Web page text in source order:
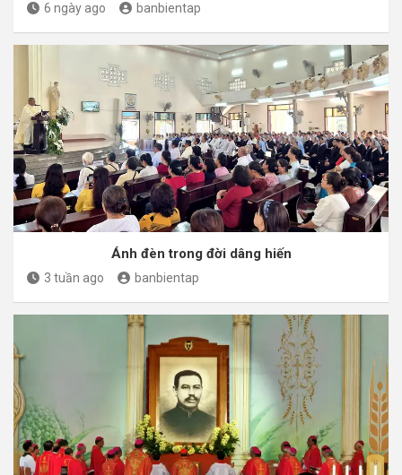
6 ngày ago banbientap
Ánh đèn trong đời dâng hiến
3 tuần ago banbientap